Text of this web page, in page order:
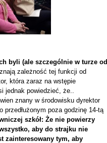
byli (ale szczególnie w turze od
zależność tej funkcji od
która zaraz na wstępie
jednak powiedzieć, że..
znany w środowisku dyrektor
przedłużonym poza godzinę 14-tą
szkół: Że nie powierzy
aby do strajku nie
zainteresowany tym, aby